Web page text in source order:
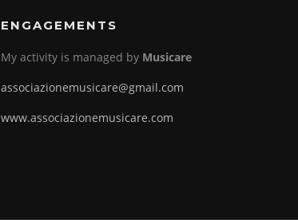
ENGAGEMENTS
My activity is managed by Musicare
associazionemusicare@gmail.com
www.associazionemusicare.com